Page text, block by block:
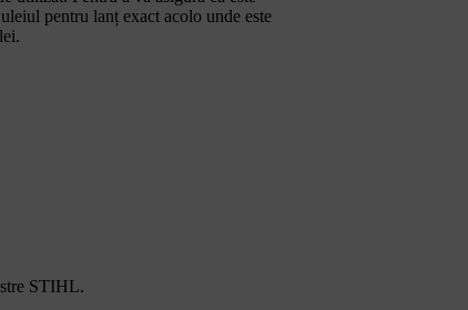
pentru lanț exact acolo unde este
STIHL.